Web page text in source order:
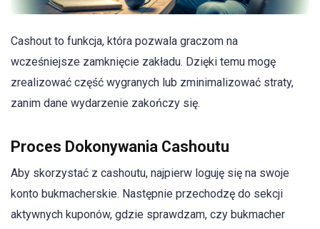
Cashout to funkcja, która pozwala graczom na
wcześniejsze zamknięcie zakładu. Dzięki temu mogę
zrealizować część wygranych lub zminimalizować straty,
zanim dane wydarzenie zakończy się.
Proces Dokonywania Cashoutu
Aby skorzystać z cashoutu, najpierw loguję się na swoje
konto bukmacherskie. Następnie przechodzę do sekcji
aktywnych kuponów, gdzie sprawdzam, czy bukmacher